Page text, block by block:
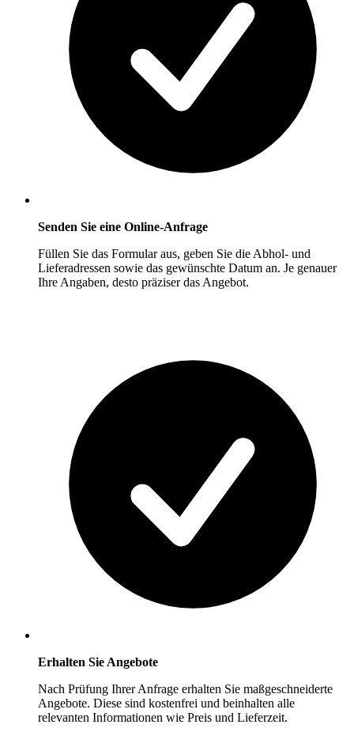
Senden Sie eine Online-Anfrage
Füllen Sie das Formular aus, geben Sie die Abhol- und
Lieferadressen sowie das gewünschte Datum an. Je genauer
Ihre Angaben, desto präziser das Angebot.
Erhalten Sie Angebote
Nach Prüfung Ihrer Anfrage erhalten Sie maßgeschneiderte
Angebote. Diese sind kostenfrei und beinhalten alle
relevanten Informationen wie Preis und Lieferzeit.